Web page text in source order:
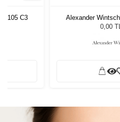
C3
Alexander
0,00